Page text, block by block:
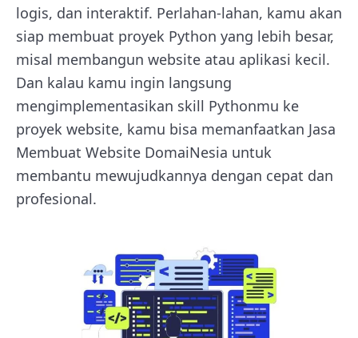
logis, dan interaktif. Perlahan-lahan, kamu akan
siap membuat proyek Python yang lebih besar,
misal membangun website atau aplikasi kecil.
Dan kalau kamu ingin langsung
mengimplementasikan skill Pythonmu ke
proyek website, kamu bisa memanfaatkan Jasa
Membuat Website DomaiNesia untuk
membantu mewujudkannya dengan cepat dan
profesional.